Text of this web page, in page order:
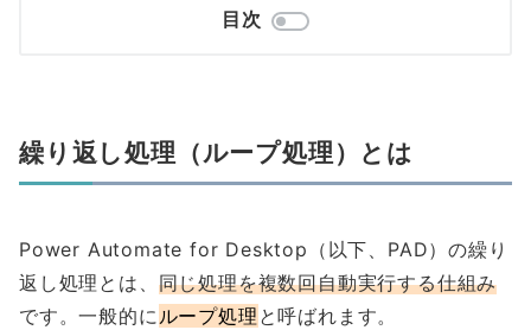
目次
繰り返し処理 （ループ処理） とは
Power Automate for Desktop（以下、PAD）の繰り
返し処理とは、 同じ処理を複数回自動実行する仕組み
です。一般的にループ処理 と呼ばれます。